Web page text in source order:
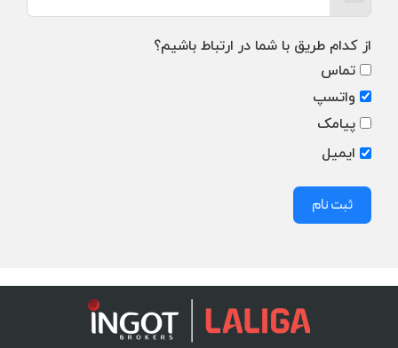
از کدام طریق با شما در ارتباط باشیم؟
تماس
واتسپ
پیامک
ایمیل
ثبت نام